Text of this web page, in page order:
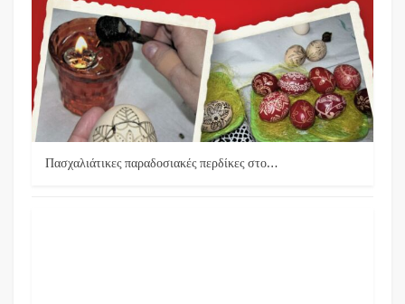
Πασχαλιάτικες παραδοσιακές περδίκες στο…